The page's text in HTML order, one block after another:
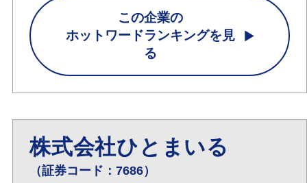
この企業の
ホットワードランキングを見
る
株式会社ひとまいる
（証券コード：7686）